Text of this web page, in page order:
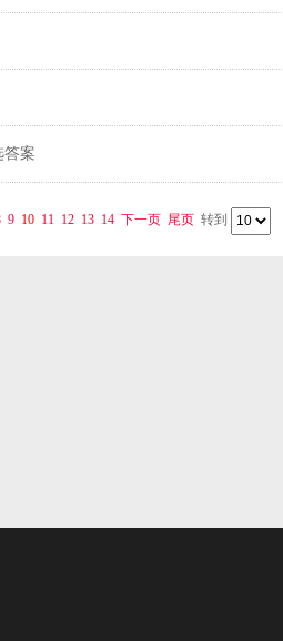
答案
9 10 11 12 13 14 下一页 尾页 转到